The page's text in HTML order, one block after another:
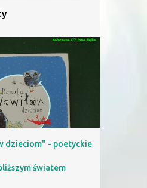
dzieciom" - poetyckie
światem